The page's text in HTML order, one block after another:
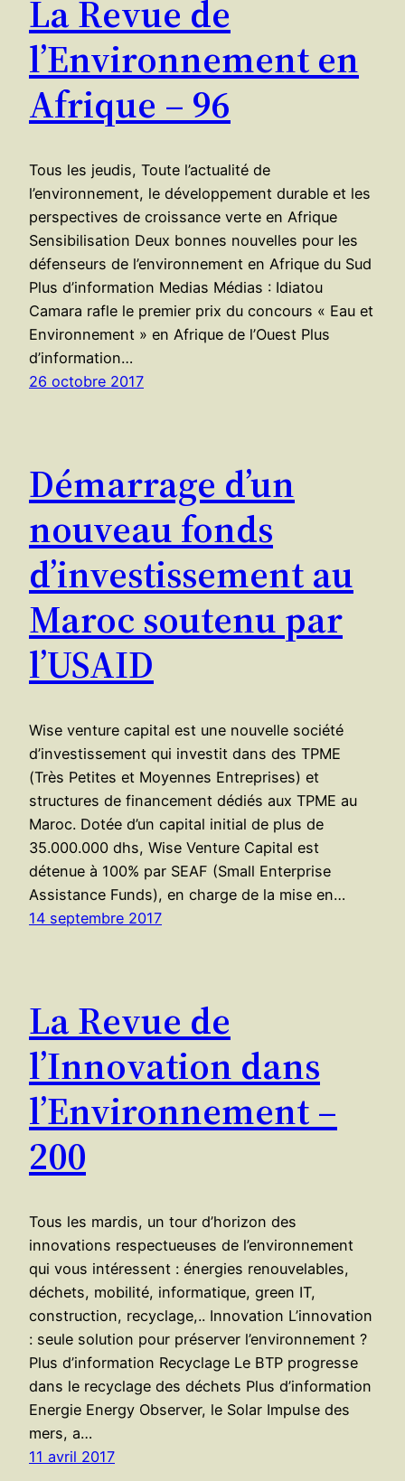
La Revue de
l’Environnement en
Afrique – 96
Tous les jeudis, Toute l’actualité de
l’environnement, le développement durable et les
perspectives de croissance verte en Afrique
Sensibilisation Deux bonnes nouvelles pour les
défenseurs de l’environnement en Afrique du Sud
Plus d’information Medias Médias : Idiatou
Camara rafle le premier prix du concours « Eau et
Environnement » en Afrique de l’Ouest Plus
d’information…
26 octobre 2017
Démarrage d’un
nouveau fonds
d’investissement au
Maroc soutenu par
l’USAID
Wise venture capital est une nouvelle société
d’investissement qui investit dans des TPME
(Très Petites et Moyennes Entreprises) et
structures de financement dédiés aux TPME au
Maroc. Dotée d’un capital initial de plus de
35.000.000 dhs, Wise Venture Capital est
détenue à 100% par SEAF (Small Enterprise
Assistance Funds), en charge de la mise en…
14 septembre 2017
La Revue de
l’Innovation dans
l’Environnement –
200
Tous les mardis, un tour d’horizon des
innovations respectueuses de l’environnement
qui vous intéressent : énergies renouvelables,
déchets, mobilité, informatique, green IT,
construction, recyclage,.. Innovation L’innovation
: seule solution pour préserver l’environnement ?
Plus d’information Recyclage Le BTP progresse
dans le recyclage des déchets Plus d’information
Energie Energy Observer, le Solar Impulse des
mers, a…
11 avril 2017